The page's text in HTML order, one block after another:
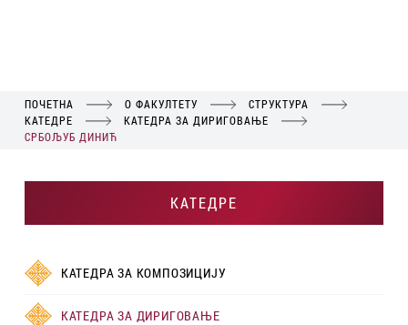
ПОЧЕТНА О ФАКУЛТЕТУ
СТРУКТУРА
КАТЕДРЕ
КАТЕДРА ЗА ДИРИГОВАЊЕ
СРБОЉУБ ДИНИЋ
КАТЕДРЕ
КАТЕДРА ЗА КОМПОЗИЦИЈУ
КАТЕДРА ЗА ДИРИГОВАЊЕ